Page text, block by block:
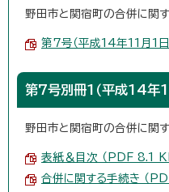
野田市と関宿町の合併に関
第7号（平成14年11月1
第7号別冊1（平成14年
野田市と関宿町の合併に関
表紙＆目次 （PDF 8.1
合併に関する手続き （